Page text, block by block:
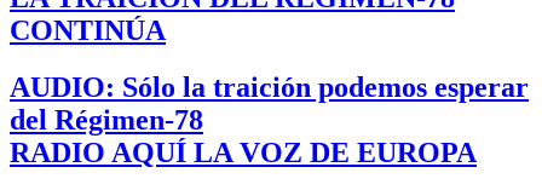
CONTINÚA
AUDIO: Sólo la traición podemos esperar
del Régimen-78
RADIO AQUÍ LA VOZ DE EUROPA